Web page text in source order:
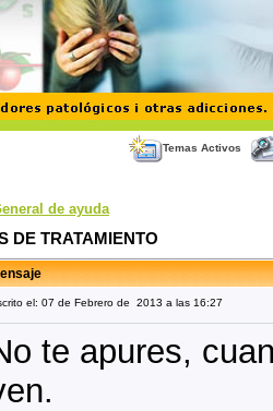
Temas Activos
de ayuda
DE TRATAMIENTO
el: 07 de Febrero de 2013 a las 16:27
te apures,